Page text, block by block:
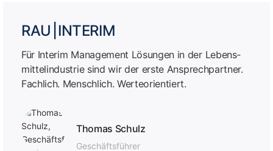
RAU | INTERIM
Für Interim Management Lösungen in der Lebens­
mittel­industrie sind wir der erste Ansprech­partner.
Fachlich. Menschlich. Werteorientiert.
Thomas Schulz
Geschäfts­führer